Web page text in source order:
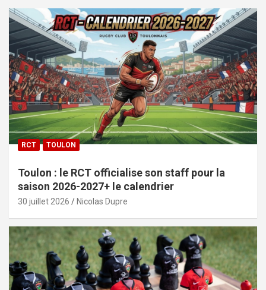
RCT TOULON
Toulon : le RCT officialise son staff pour la
saison 2026-2027+ le calendrier
30 juillet 2026 Nicolas Dupre